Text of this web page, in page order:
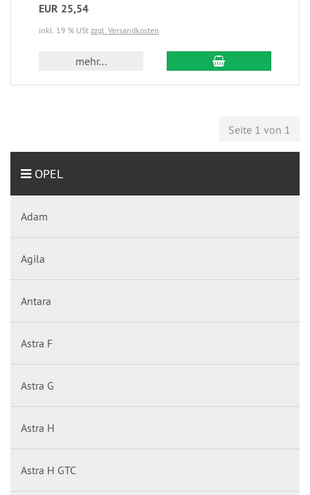
EUR 25,54
inkl. 19 % USt zzgl. Versandkosten
mehr...
Seite 1 von 1
OPEL
Adam
Agila
Antara
Astra F
Astra G
Astra H
Astra H GTC